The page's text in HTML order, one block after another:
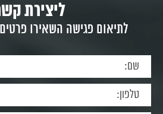
ליצירת
לתיאום פגישה השאירו